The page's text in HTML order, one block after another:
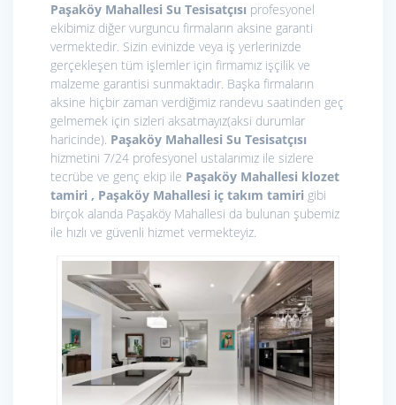
Paşaköy Mahallesi Su Tesisatçısı profesyonel
ekibimiz diğer vurguncu firmaların aksine garanti
vermektedir. Sizin evinizde veya iş yerlerinizde
gerçekleşen tüm işlemler için firmamız işçilik ve
malzeme garantisi sunmaktadır. Başka firmaların
aksine hiçbir zaman verdiğimiz randevu saatinden geç
gelmemek için sizleri aksatmayız(aksi durumlar
haricinde). Paşaköy Mahallesi Su Tesisatçısı
hizmetini 7/24 profesyonel ustalarımız ile sizlere
tecrübe ve genç ekip ile Paşaköy Mahallesi klozet
tamiri , Paşaköy Mahallesi iç takım tamiri gibi
birçok alanda Paşaköy Mahallesi da bulunan şubemiz
ile hızlı ve güvenli hizmet vermekteyiz.